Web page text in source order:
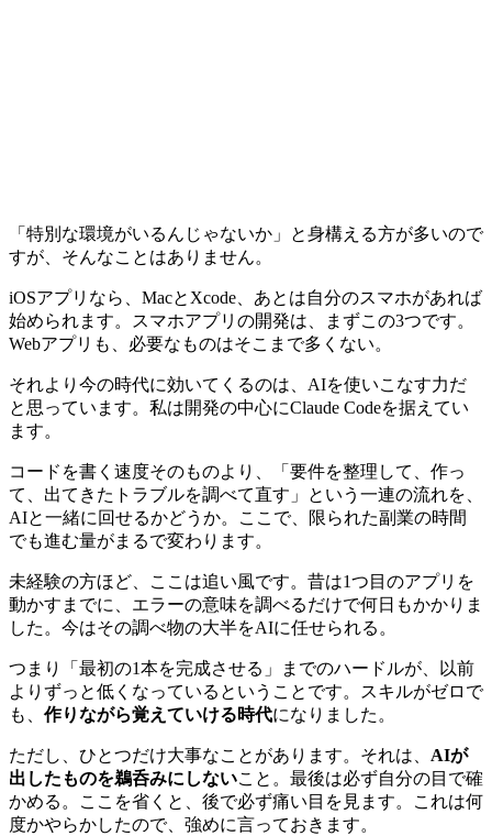
「特別な環境がいるんじゃないか」と身構える方が多いので
すが、そんなことはありません。
iOSアプリなら、 MacとXcode、あとは自分のスマホがあれば
始められます。スマホアプリの開発は、まずこの3つです。
Webアプリも、必要なものはそこまで多くない。
それより今の時代に効いてくるのは、AIを使いこなす力だ
と思っています。私は開発の中心にClaude Codeを据えてい
ます。
コードを書く速度そのものより、「要件を整理して、作っ
て、出てきたトラブルを調べて直す」という一連の流れを、
AIと一緒に回せるかどうか。ここで、限られた副業の時間
でも進む量がまるで変わります。
未経験の方ほど、ここは追い風です。昔は1つ目のアプリを
動かすまでに、エラーの意味を調べるだけで何日もかかりま
した。今はその調べ物の大半をAIに任せられる。
つまり「最初の1本を完成させる」までのハードルが、以前
よりずっと低くなっているということです。スキルがゼロで
も、 作りながら覚えていける時代になりました。
ただし、ひとつだけ大事なことがあります。それは、 AIが
出したものを鵜呑みにしないこと。最後は必ず自分の目で確
かめる。ここを省くと、後で必ず痛い目を見ます。これは何
度かやらかしたので、強めに言っておきます。